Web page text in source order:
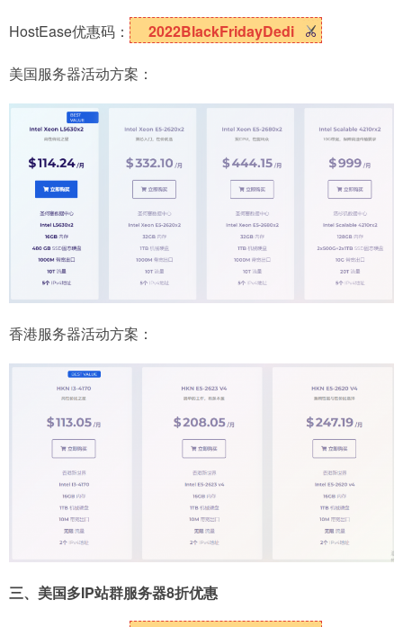
HostEase优惠码： 2022BlackFridayDedi
美国服务器活动方案：
香港服务器活动方案：
三、美国多IP站群服务器8折优惠